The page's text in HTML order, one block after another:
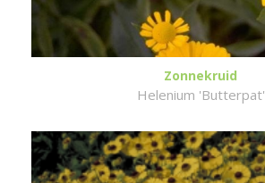
Zonnekruid
Helenium 'Butterpat'